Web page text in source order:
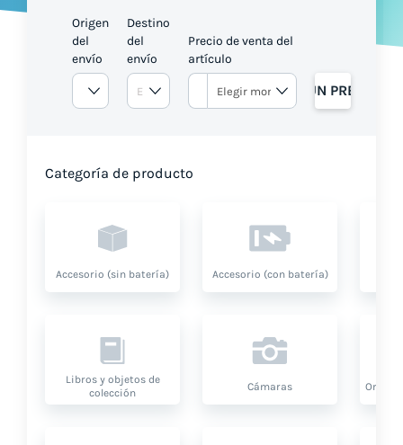
Pricing
Origen
del
envío
Destino
del
envío
Precio de venta del
artículo
OBTENGA UN
Categoría de producto
Accesorio (sin batería) Accesorio (con batería)
Libros y objetos de
colección
Cámaras